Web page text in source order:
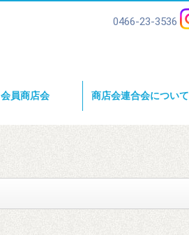
0466-23-3536
会員商店会 商店会連合会について